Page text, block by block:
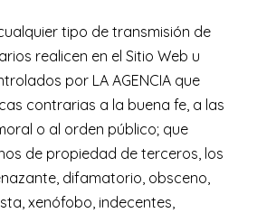
tipo de transmisión de
realicen en el Sitio Web u
por LA AGENCIA que
contrarias a la buena fe, a las
o al orden público; que
de propiedad de terceros, los
difamatorio, obsceno,
xenófobo, indecentes,